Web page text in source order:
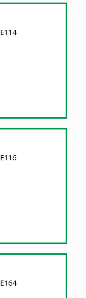
E114
E116
E164